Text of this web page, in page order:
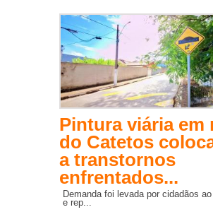
Pintura viária em
do Catetos
a transtornos
enfrentados...
Demanda foi levada por cidadãos
e rep...